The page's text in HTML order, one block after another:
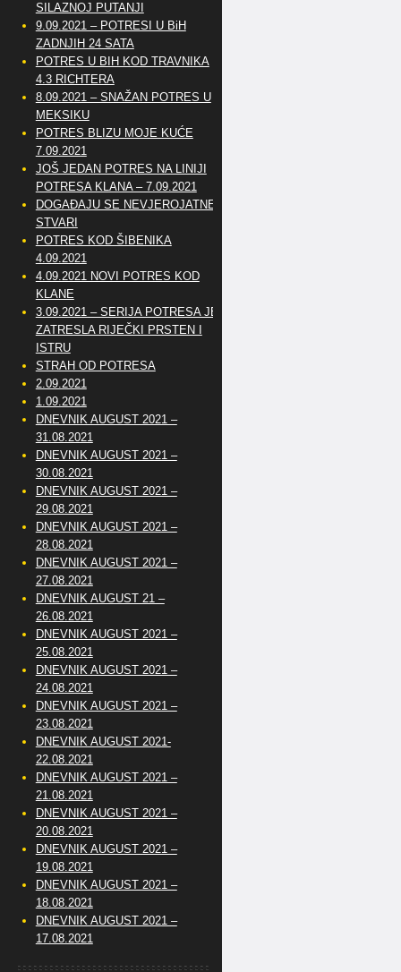
SILAZNOJ PUTANJI
9.09.2021 – POTRESI U BiH
ZADNJIH 24 SATA
POTRES U BIH KOD TRAVNIKA
4.3 RICHTERA
8.09.2021 – SNAŽAN POTRES U
MEKSIKU
POTRES BLIZU MOJE KUĆE
7.09.2021
JOŠ JEDAN POTRES NA LINIJI
POTRESA KLANA – 7.09.2021
DOGAĐAJU SE NEVJEROJATNE
STVARI
POTRES KOD ŠIBENIKA
4.09.2021
4.09.2021 NOVI POTRES KOD
KLANE
3.09.2021 – SERIJA POTRESA JE
ZATRESLA RIJEČKI PRSTEN I
ISTRU
STRAH OD POTRESA
2.09.2021
1.09.2021
DNEVNIK AUGUST 2021 –
31.08.2021
DNEVNIK AUGUST 2021 –
30.08.2021
DNEVNIK AUGUST 2021 –
29.08.2021
DNEVNIK AUGUST 2021 –
28.08.2021
DNEVNIK AUGUST 2021 –
27.08.2021
DNEVNIK AUGUST 21 –
26.08.2021
DNEVNIK AUGUST 2021 –
25.08.2021
DNEVNIK AUGUST 2021 –
24.08.2021
DNEVNIK AUGUST 2021 –
23.08.2021
DNEVNIK AUGUST 2021-
22.08.2021
DNEVNIK AUGUST 2021 –
21.08.2021
DNEVNIK AUGUST 2021 –
20.08.2021
DNEVNIK AUGUST 2021 –
19.08.2021
DNEVNIK AUGUST 2021 –
18.08.2021
DNEVNIK AUGUST 2021 –
17.08.2021